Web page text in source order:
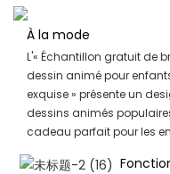
À la mode
L'« Échantillon gratuit de
dessin animé pour
exquise » présente un
dessins animés
cadeau parfait pour les